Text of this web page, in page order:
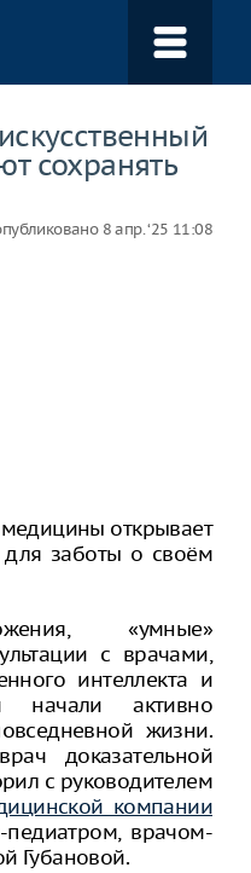
сохранять
8 апр. ‘25 11:08
открывает
заботы о своём
«умные»
с врачами,
интеллекта и
начали активно
жизни.
доказательной
с руководителем
компании
педиатром, врачом-
Губановой.